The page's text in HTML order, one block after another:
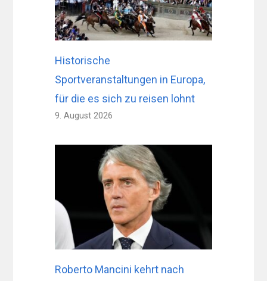
Historische
Sportveranstaltungen in Europa,
für die es sich zu reisen lohnt
9. August 2026
Roberto Mancini kehrt nach